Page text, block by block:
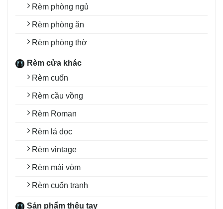
Rèm phòng ngủ
Rèm phòng ăn
Rèm phòng thờ
Rèm cửa khác
Rèm cuốn
Rèm cầu vồng
Rèm Roman
Rèm lá dọc
Rèm vintage
Rèm mái vòm
Rèm cuốn tranh
Sản phẩm thêu tay